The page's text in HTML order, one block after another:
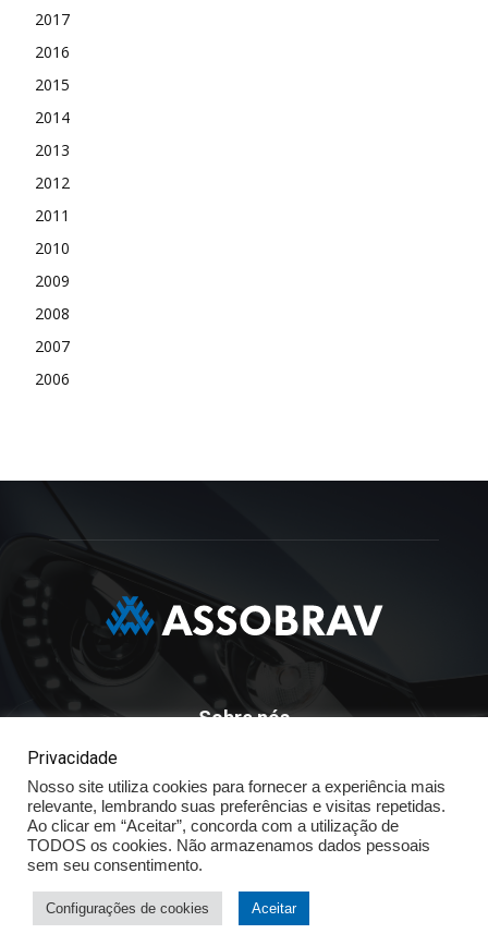
2017
2016
2015
2014
2013
2012
2011
2010
2009
2008
2007
2006
Sobre nós
ASSOBRAV - Associação Brasileira Dos Distribuidores
Volkswagen
Av. José Maria Whitaker n° 603 - Mirandópolis - São Paulo - SP
- CEP: 04057.900 - Fone: (11) - 5078.5400
Política de Privacidade
© ASSOBRAV 2025 - Todos os direitos reservados
Privacidade
Nosso site utiliza cookies para fornecer a experiência mais
relevante, lembrando suas preferências e visitas repetidas.
Ao clicar em “Aceitar”, concorda com a utilização de
TODOS os cookies. Não armazenamos dados pessoais
sem seu consentimento.
Configurações de cookies Aceitar